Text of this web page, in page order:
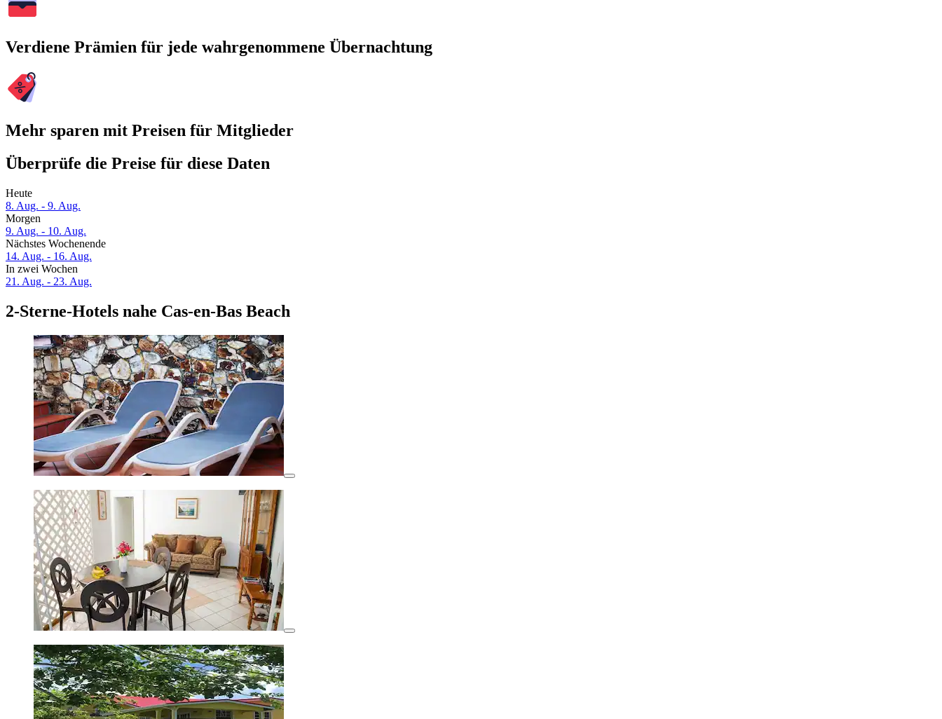
Verdiene Prämien für jede wahrgenommene Übernachtung
Mehr sparen mit Preisen für Mitglieder
Überprüfe die Preise für diese Daten
Heute
8. Aug. - 9. Aug.
Morgen
9. Aug. - 10. Aug.
Nächstes Wochenende
14. Aug. - 16. Aug.
In zwei Wochen
21. Aug. - 23. Aug.
2-Sterne-Hotels nahe Cas-en-Bas Beach